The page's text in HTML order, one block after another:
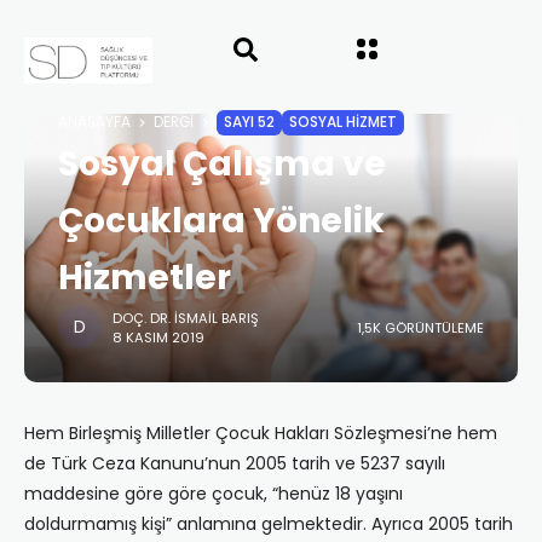
ANASAYFA DERGI SAYI 52 SOSYAL HİZMET
Sosyal Çalışma ve
Çocuklara Yönelik
Hizmetler
DOÇ. DR. İSMAIL BARIŞ
8 KASIM 2019
1,5K GÖRÜNTÜLEME
Hem Birleşmiş Milletler Çocuk Hakları Sözleşmesi’ne hem
de Türk Ceza Kanunu’nun 2005 tarih ve 5237 sayılı
maddesine göre göre çocuk, “henüz 18 yaşını
doldurmamış kişi” anlamına gelmektedir. Ayrıca 2005 tarih